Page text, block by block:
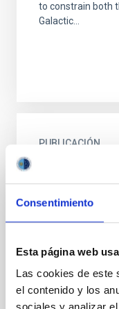
Consentimiento
Esta página web
Las cookies de este
el contenido y los
to constrain both
Galactic...
PUBLICACIÓN
Revisiting
3886 and ι
Stellar
important role in
host stars and
conduct...